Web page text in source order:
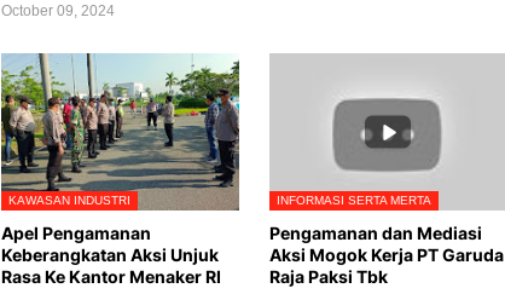
October 09, 2024
KAWASAN INDUSTRI
Apel Pengamanan
Keberangkatan Aksi Unjuk
Rasa Ke Kantor Menaker RI
INFORMASI SERTA MERTA
Pengamanan dan Mediasi
Aksi Mogok Kerja PT Garuda
Raja Paksi Tbk